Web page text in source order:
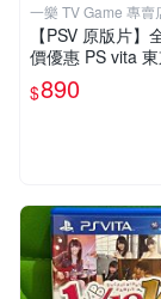
一樂 TV Game 專賣
【PSV 原版片】
價優惠 PS vita 東
YO XANADU 中
樂電玩】
$890